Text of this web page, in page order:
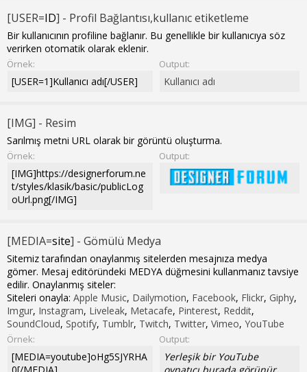
[USER=ID] - Profil Bağlantısı,kullanıc etiketleme
Bir kullanıcının profiline bağlanır. Bu genellikle bir kullanıcıya söz
verirken otomatik olarak eklenir.
Örnek:
[USER=1]Kullanıcı adı[/USER]
Output:
Kullanıcı adı
[IMG] - Resim
Sarılmış metni URL olarak bir görüntü oluşturma.
Örnek:
[IMG]https://designerforum.ne
t/styles/klasik/basic/publicLog
oUrl.png[/IMG]
Output:
[MEDIA=site] - Gömülü Medya
Sitemiz tarafından onaylanmış sitelerden mesajnıza medya
gömer. Mesaj editöründeki MEDYA düğmesini kullanmanız tavsiye
edilir. Onaylanmış siteler:
Siteleri onayla: Apple Music, Dailymotion, Facebook, Flickr, Giphy,
Imgur, Instagram, Liveleak, Metacafe, Pinterest, Reddit,
SoundCloud, Spotify, Tumblr, Twitch, Twitter, Vimeo, YouTube
Örnek:
[MEDIA=youtube]oHg5SJYRHA
0[/MEDIA]
Output:
Yerleşik bir YouTube
oynatıcı burada görünür.